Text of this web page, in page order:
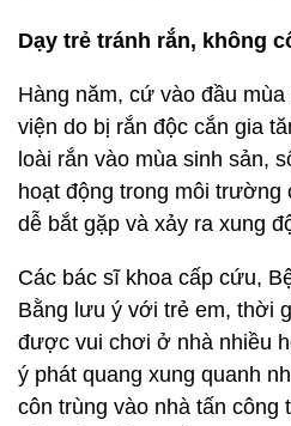
Dạy trẻ tránh rắn, không
Hàng năm, cứ vào đầu
viện do bị rắn độc cắn gia
loài rắn vào mùa sinh sản,
hoạt động trong môi trường
dễ bắt gặp và xảy ra xung
Các bác sĩ khoa cấp cứu,
Bằng lưu ý với trẻ em, thời
được vui chơi ở nhà nhiều
ý phát quang xung quanh
côn trùng vào nhà tấn